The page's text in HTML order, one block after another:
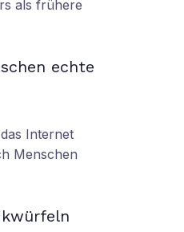
als frühere
echte
Internet
Menschen